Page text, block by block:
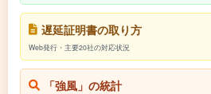
遅延証明書の取り方
Web発行・主要20社の対応状況
「強風」の統計